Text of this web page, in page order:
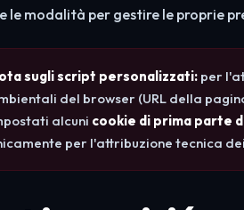
le modalità per gestire le proprie
sugli script personalizzati: per
del browser (URL della
alcuni cookie di prima parte
per l'attribuzione tecnica